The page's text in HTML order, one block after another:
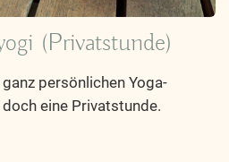
(Privatstunde)
persönlichen Yoga-
eine Privatstunde.